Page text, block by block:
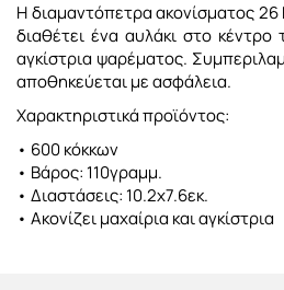
Η διαμαντόπετρα ακονίσματος 26
διαθέτει ένα αυλάκι στο κέντρο
αγκίστρια ψαρέματος.
αποθηκεύεται με ασφάλεια.
Χαρακτηριστικά προϊόντος:
• 600 κόκκων
• Βάρος: 110γραμμ.
• Διαστάσεις: 10.2x7.6εκ.
• Ακονίζει μαχαίρια και αγκίστρια